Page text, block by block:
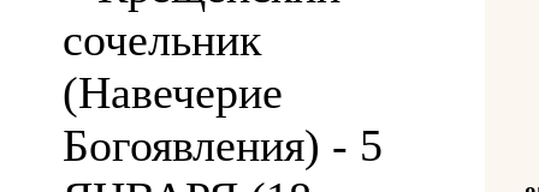
сочельник
(Навечерие
Богоявления) - 5